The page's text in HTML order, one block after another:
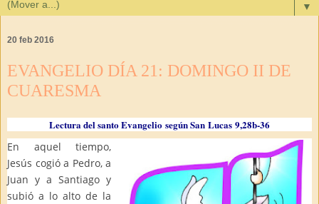
▼
20 feb 2016
EVANGELIO DÍA 21: DOMINGO II DE
CUARESMA
Lectura del santo Evangelio según San Lucas 9,28b-36
En aquel tiempo,
Jesús cogió a Pedro, a
Juan y a Santiago y
subió a lo alto de la